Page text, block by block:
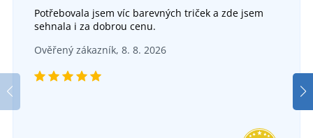
+12
Povlečení Fotbalový stadion
Potřebovala jsem víc barevných triček a zde jsem
sehnala i za dobrou cenu.
Ověřený zákazník, 8. 8. 2026